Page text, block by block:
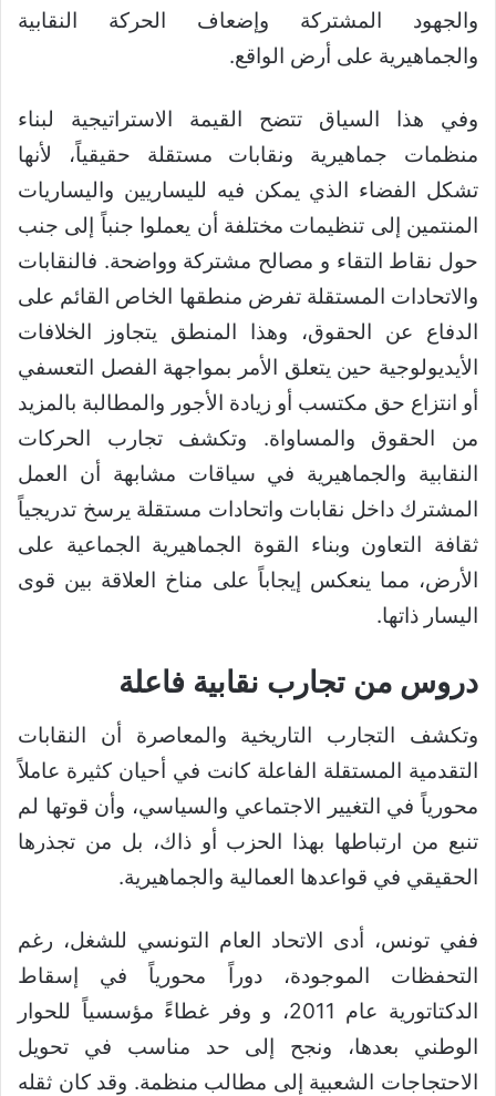
والجهود المشتركة وإضعاف الحركة النقابية
والجماهيرية على أرض الواقع.
وفي هذا السياق تتضح القيمة الاستراتيجية لبناء
منظمات جماهيرية ونقابات مستقلة حقيقياً، لأنها
تشكل الفضاء الذي يمكن فيه لليساريين واليساريات
المنتمين إلى تنظيمات مختلفة أن يعملوا جنباً إلى جنب
حول نقاط التقاء و مصالح مشتركة وواضحة. فالنقابات
والاتحادات المستقلة تفرض منطقها الخاص القائم على
الدفاع عن الحقوق، وهذا المنطق يتجاوز الخلافات
الأيديولوجية حين يتعلق الأمر بمواجهة الفصل التعسفي
أو انتزاع حق مكتسب أو زيادة الأجور والمطالبة بالمزيد
من الحقوق والمساواة. وتكشف تجارب الحركات
النقابية والجماهيرية في سياقات مشابهة أن العمل
المشترك داخل نقابات واتحادات مستقلة يرسخ تدريجياً
ثقافة التعاون وبناء القوة الجماهيرية الجماعية على
الأرض، مما ينعكس إيجاباً على مناخ العلاقة بين قوى
اليسار ذاتها.
دروس من تجارب نقابية فاعلة
وتكشف التجارب التاريخية والمعاصرة أن النقابات
التقدمية المستقلة الفاعلة كانت في أحيان كثيرة عاملاً
محورياً في التغيير الاجتماعي والسياسي، وأن قوتها لم
تنبع من ارتباطها بهذا الحزب أو ذاك، بل من تجذرها
الحقيقي في قواعدها العمالية والجماهيرية.
ففي تونس، أدى الاتحاد العام التونسي للشغل، رغم
التحفظات الموجودة، دوراً محورياً في إسقاط
الدكتاتورية عام 2011، و وفر غطاءً مؤسسياً للحوار
الوطني بعدها، ونجح إلى حد مناسب في تحويل
الاحتجاجات الشعبية إلى مطالب منظمة. وقد كان ثقله